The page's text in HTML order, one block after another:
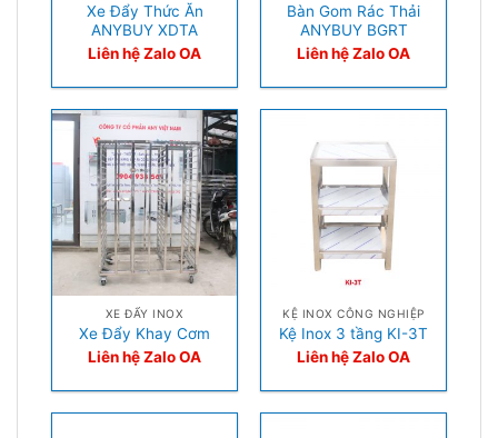
Xe Đẩy Thức Ăn
ANYBUY XDTA
Liên hệ Zalo OA
Bàn Gom Rác Thải
ANYBUY BGRT
Liên hệ Zalo OA
XE ĐẨY INOX
Xe Đẩy Khay Cơm
Liên hệ Zalo OA
KỆ INOX CÔNG NGHIỆP
Kệ Inox 3 tầng KI-3T
Liên hệ Zalo OA